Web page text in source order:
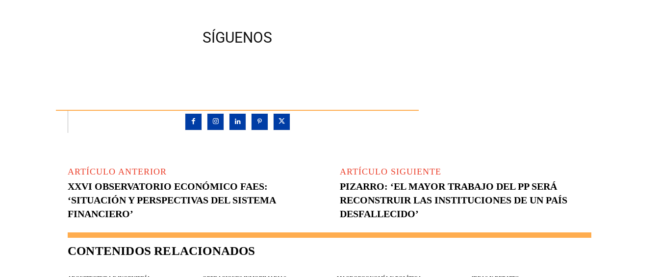
SÍGUENOS
ARTÍCULO ANTERIOR
XXVI OBSERVATORIO ECONÓMICO FAES:
‘SITUACIÓN Y PERSPECTIVAS DEL SISTEMA
FINANCIERO’
ARTÍCULO SIGUIENTE
PIZARRO: ‘EL MAYOR TRABAJO DEL PP SERÁ
RECONSTRUIR LAS INSTITUCIONES DE UN PAÍS
DESFALLECIDO’
CONTENIDOS RELACIONADOS